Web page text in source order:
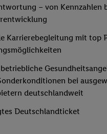
– von Kennzahlen
Karrierebegleitung mit top
bei
deutschlandweit
Deutschlandticket